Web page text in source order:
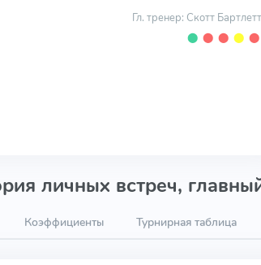
Гл. тренер: Скотт Бартлетт
⬤ ⬤ ⬤ ⬤ ⬤
личных встреч,
Коэффициенты Турнирная таблица